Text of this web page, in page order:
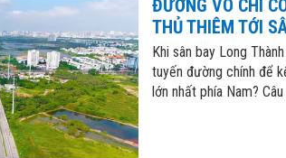
ĐƯỜNG VÕ CHÍ
THỦ THIÊM TỚI
Khi sân bay Long
tuyến đường chính để
lớn nhất phía Nam?